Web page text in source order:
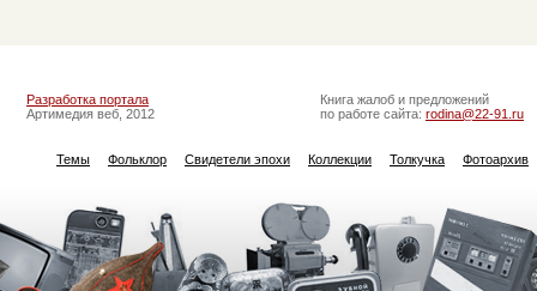
Разработка портала
Артимедия веб, 2012
Книга жалоб и предложений
по работе сайта: rodina@22-91.ru
Темы Фольклор Свидетели эпохи Коллекции Толкучка Фотоархив